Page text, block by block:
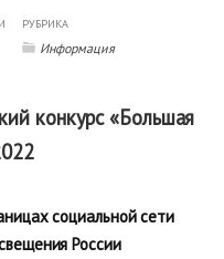
РУБРИКА
Информация
конкурс «Большая
социальной сети
России